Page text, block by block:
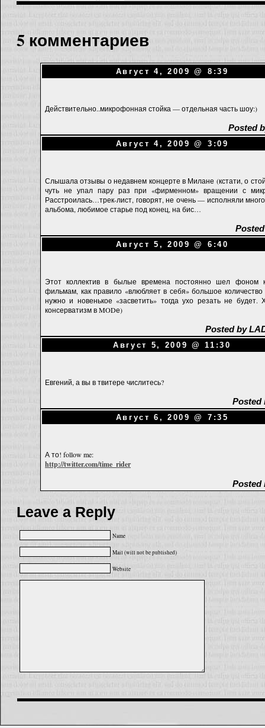
5 комментариев
Август 4, 2009 @ 8:39
Действительно..микрофонная стойка — отдельная часть шоу:)
Posted
Август 4, 2009 @ 3:09
Слышала отзывы о недавнем концерте в Милане (кстати, о
чуть не упал пару раз при «фирменном» вращении с
Расстроилась…трек-лист, говорят, не очень — исполняли
альбома, любимое старье под конец, на бис…
Август 5, 2009 @ 6:40
Этот коллектив в былые времена постоянно шел фоном
фильмам, как правило «влюбляет в себя» большое количество
нужно и новенькое «засветить» тогда ухо резать не будет.
консерватизм в MODе)
Posted by
Август 5, 2009 @ 11:30
Евгений, а вы в твитере числитесь?
Posted
Август 6, 2009 @ 7:35
А то! follow me:
http://twitter.com/time_rider
Posted
Leave a Reply
Name
Mail (will not be published)
Website